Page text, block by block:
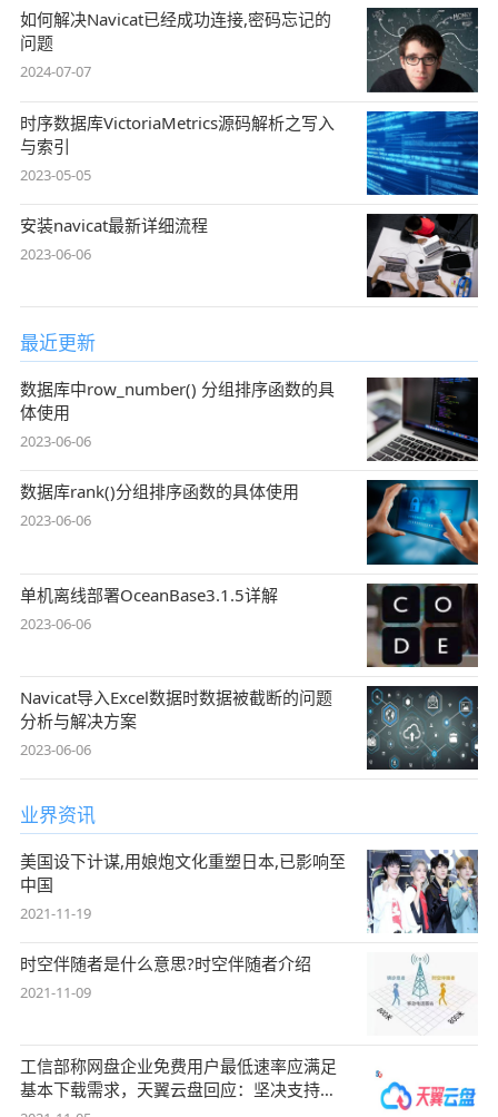
如何解决Navicat已经成功连接,密码忘记的
问题
2024-07-07
时序数据库VictoriaMetrics源码解析之写入
与索引
2023-05-05
安装navicat最新详细流程
2023-06-06
最近更新
数据库中row_number() 分组排序函数的具
体使用
2023-06-06
数据库rank()分组排序函数的具体使用
2023-06-06
单机离线部署OceanBase3.1.5详解
2023-06-06
Navicat导入Excel数据时数据被截断的问题
分析与解决方案
2023-06-06
业界资讯
美国设下计谋,用娘炮文化重塑日本,已影响至
中国
2021-11-19
时空伴随者是什么意思?时空伴随者介绍
2021-11-09
工信部称网盘企业免费用户最低速率应满足
基本下载需求，天翼云盘回应：坚决支持，